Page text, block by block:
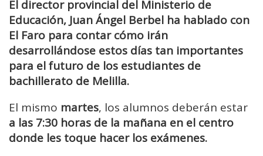
El director provincial del Ministerio de
Educación, Juan Ángel Berbel ha hablado con
El Faro para contar cómo irán
desarrollándose estos días tan importantes
para el futuro de los estudiantes de
bachillerato de Melilla.
El mismo martes, los alumnos deberán estar
a las 7:30 horas de la mañana en el centro
donde les toque hacer los exámenes.